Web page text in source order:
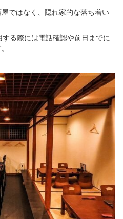
ではなく、隠れ家的な落ち着い
る際には電話確認や前日までに